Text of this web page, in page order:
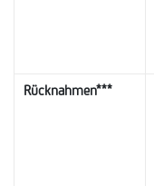
Rücknahmen***